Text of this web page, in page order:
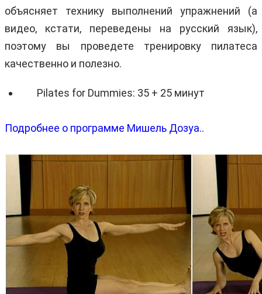
объясняет технику выполнений упражнений (а
видео, кстати, переведены на русский язык),
поэтому вы проведете тренировку пилатеса
качественно и полезно.
Pilates for Dummies: 35 + 25 минут
Подробнее о программе Мишель Дозуа..